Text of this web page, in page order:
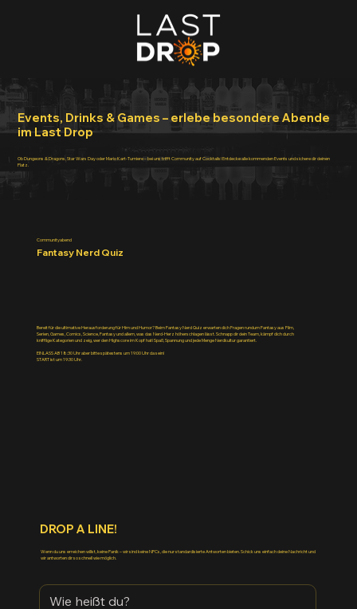
Communityabend
Fantasy Nerd Quiz
Bereit für die ultimative Herausforderung für Hirn und Humor? Beim Fantasy Nerd Quiz erwarten dich Fragen rundum Fantasy aus Film,
Serien, Games, Comics, Science, Fantasy und allem, was das Nerd-Herz höherschlagen lässt. Schnapp dir dein Team, kämpf dich durch
knifflige Kategorien und zeig, wer den Highscore im Kopf hat! Spaß, Spannung und jede Menge Nerdkultur garantiert.
EINLASS AB 18:30 Uhr aber bitte spätestens um 19:00 Uhr da sein!
START ist um 19:30 Uhr.
Events, Drinks & Games – erlebe besondere Abende
im Last Drop
Ob Dungeons & Dragons, Star Wars Day oder Mario Kart-Turniere – bei uns trifft Community auf Cocktails! Entdecke alle kommenden Events und sichere dir deinen
Platz.
DROP A LINE!
Wenn du uns erreichen willst, keine Panik – wir sind keine NPCs, die nur standardisierte Antworten bieten. Schick uns einfach deine Nachricht und
wir antworten dir so schnell wie möglich.